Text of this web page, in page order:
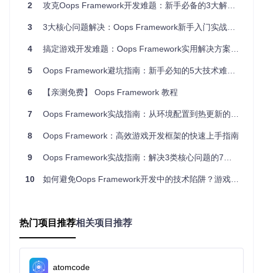
重新安装项目依赖：
rm -rf node_modules package-lock.json
内容为
v14.21.3。
💡经验总结 ：使用淘宝镜像源可大幅提升依赖下载速度，国内
开发者建议永久配置：
s://registry.npm.taobao.org
板
解决插件工具失效的4个实用技巧
场景复现：在Cocos Creator中启用Excel转JSON插件后，执
行表格导出时无响应，控制台提示"模块未找到"。
2 攻克Oops Framework开发难题：新手必备的3大解决方案
3 3大核心问题解决：Oops Framework新手入门实战指南
4 搞定游戏开发难题：Oops Framework实用解决方案全攻略
5 Oops Framework避坑指南：新手必知的5大技术难题与解决方案
6 【亲测免费】 Oops Framework 教程
7 Oops Framework实战指南：从环境配置到热更新的全方位解决方案
8 Oops Framework：高效游戏开发框架的快速上手指南
9 Oops Framework实战指南：解决3类核心问题的7个技巧
10 如何避免Oops Framework开发中的技术陷阱？游戏框架开发实战指南
热门项目推荐相关项目推荐
atomcode